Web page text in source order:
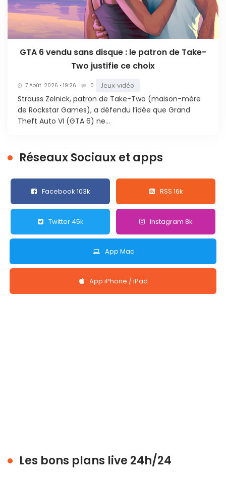
GTA 6 vendu sans disque : le patron de Take-
Two justifie ce choix
7 Août. 2026 • 19:26 0 Jeux vidéo
Strauss Zelnick, patron de Take-Two (maison-mère
de Rockstar Games), a défendu l’idée que Grand
Theft Auto VI (GTA 6) ne...
Réseaux Sociaux et apps
Facebook 103k RSS 16k
Twitter 45k Instagram 8k
App Mac
App iPhone / iPad
Les bons plans live 24h/24